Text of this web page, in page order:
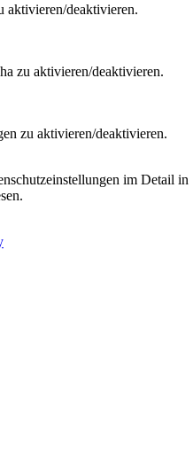
aktivieren/deaktivieren.
zu aktivieren/deaktivieren.
zu aktivieren/deaktivieren.
im Detail in